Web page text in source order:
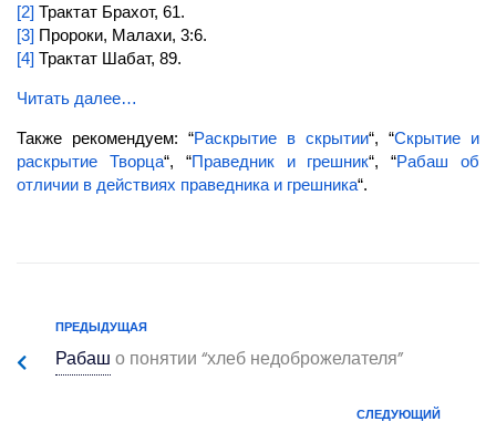
[2] Трактат Брахот, 61.
[3] Пророки, Малахи, 3:6.
[4] Трактат Шабат, 89.
Читать далее…
Также рекомендуем: “Раскрытие в скрытии“, “Скрытие и
раскрытие Творца“, “Праведник и грешник“, “Рабаш об
отличии в действиях праведника и грешника“.
ПРЕДЫДУЩАЯ
Рабашо понятии “хлеб недоброжелателя”
СЛЕДУЮЩИЙ